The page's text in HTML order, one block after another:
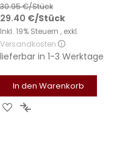
30.95€/Stück
29.40 €/Stück
Inkl. 19% Steuern , exkl.
Versandkosten
lieferbar in 1-3 Werktage
In den Warenkorb
Zur Zur